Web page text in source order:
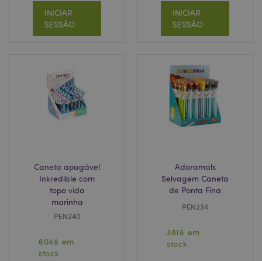
INICIAR
SESSÃO
INICIAR
SESSÃO
Caneta apagável
Inkredible com
topo vida
marinha
PEN240
6048 em
stock
Adoramals
Selvagem Caneta
de Ponta Fina
PEN234
3816 em
stock